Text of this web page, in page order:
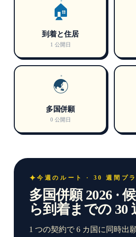
🏠
到着と住居
1 公開日
🌏
多国併願
0 公開日
今週のルート · 30 週間プ
多国併願 2026 ·
ら到着までの 30
1 つの契約で 6 カ国に同時出